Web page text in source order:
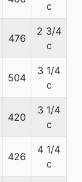
c
476
2 3/4
c
504
3 1/4
c
420
3 1/4
c
426
4 1/4
c